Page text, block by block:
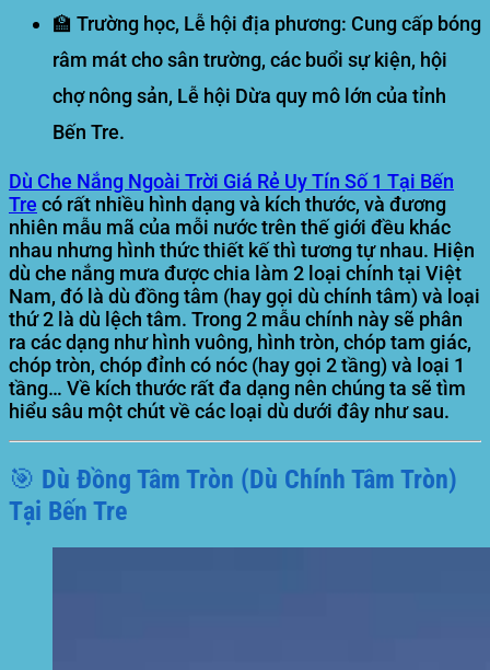
🏫 Trường học, Lễ hội địa phương: Cung cấp bóng
râm mát cho sân trường, các buổi sự kiện, hội
chợ nông sản, Lễ hội Dừa quy mô lớn của tỉnh
Bến Tre.
Dù Che Nắng Ngoài Trời Giá Rẻ Uy Tín Số 1 Tại Bến
Tre có rất nhiều hình dạng và kích thước, và đương
nhiên mẫu mã của mỗi nước trên thế giới đều khác
nhau nhưng hình thức thiết kế thì tương tự nhau. Hiện
dù che nắng mưa được chia làm 2 loại chính tại Việt
Nam, đó là dù đồng tâm (hay gọi dù chính tâm) và loại
thứ 2 là dù lệch tâm. Trong 2 mẫu chính này sẽ phân
ra các dạng như hình vuông, hình tròn, chóp tam giác,
chóp tròn, chóp đỉnh có nóc (hay gọi 2 tầng) và loại 1
tầng… Về kích thước rất đa dạng nên chúng ta sẽ tìm
hiểu sâu một chút về các loại dù dưới đây như sau.
🎯 Dù Đồng Tâm Tròn (Dù Chính Tâm Tròn)
Tại Bến Tre